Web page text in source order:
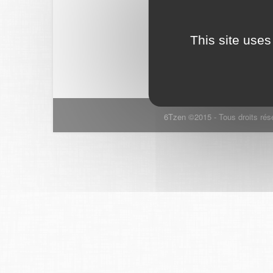
6Tzen ©2015 - Tous droits
This site